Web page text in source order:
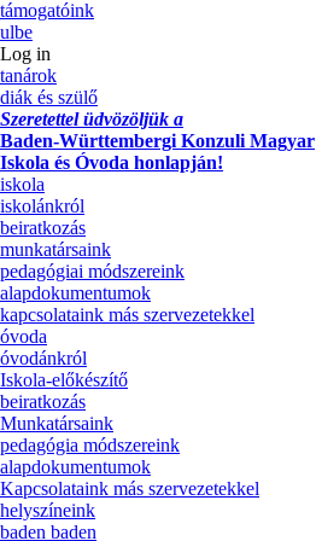
támogatóink
ulbe
Log in
tanárok
diák és szülő
Szeretettel üdvözöljük a
Baden-Württembergi Konzuli Magyar
Iskola és Óvoda honlapján!
iskola
iskolánkról
beiratkozás
munkatársaink
pedagógiai módszereink
alapdokumentumok
kapcsolataink más szervezetekkel
óvoda
óvodánkról
Iskola-előkészítő
beiratkozás
Munkatársaink
pedagógia módszereink
alapdokumentumok
Kapcsolataink más szervezetekkel
helyszíneink
baden baden